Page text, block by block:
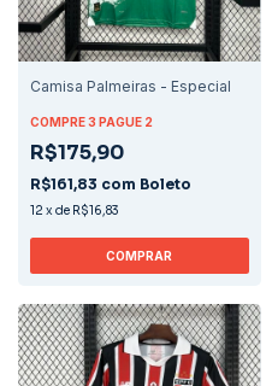
Camisa Palmeiras - Especial
COMPRE 3 PAGUE 2
R$175,90
R$161,83 com Boleto
12 x de R$16,83
COMPRAR